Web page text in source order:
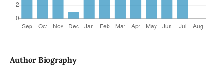
Author Biography